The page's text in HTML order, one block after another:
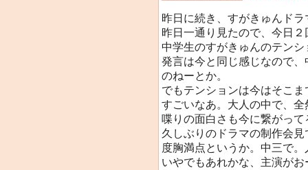
昨日に続き、すがきゅんド
昨日一通り見たので、今日２
中学生のすがきゅんのテン
発言は今と同じ感じなので
のねーとか。
でもテンションは今はそこ
すごいなあ。大人の中で、
喋りの面白さも今に繋がって
久しぶりのドラマの制作会
度胸満点というか。中三で
いやでもあれかな、主演が